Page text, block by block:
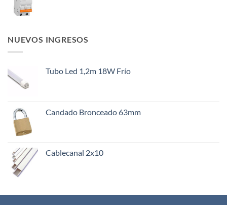
NUEVOS INGRESOS
Tubo Led 1,2m 18W Frío
Candado Bronceado 63mm
Cablecanal 2x10